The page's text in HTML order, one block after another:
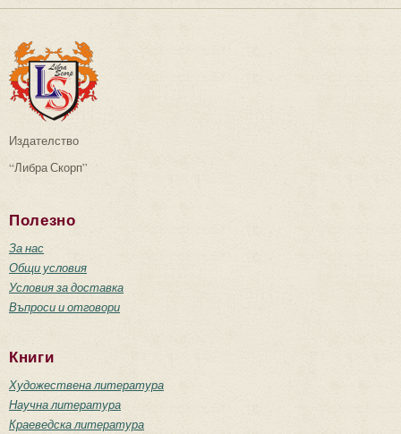
Издателство
“Либра Скорп”
Полезно
За нас
Общи условия
Условия за доставка
Въпроси и отговори
Книги
Художествена литература
Научна литература
Краеведска литература